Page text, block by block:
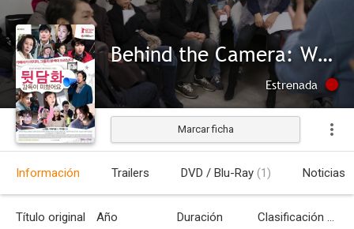
Behind the Camera: Why Mr. E. Went to Hollywood
Estrenada
Marcar ficha
Información Trailers DVD / Blu-Ray (1) Noticias
Título original Año Duración Clasificación por edades